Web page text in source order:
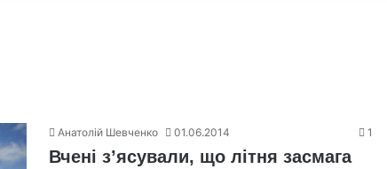
Анатолій Шевченко 01.06.2014 1
Вчені з’ясували, що літня засмага